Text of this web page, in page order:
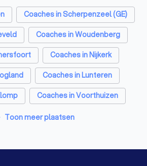
in Achterveld (UT)
in Achterveld (UT)
in Achterveld (UT)
trainers in Achterveld (UT)
in Achterveld (UT)
Coaches in Scherpenzeel (GE)
Coaches in Woudenberg
Coaches in Nijkerk
Coaches in Lunteren
Coaches in Voorthuizen
Coaches in Rotterdam
Toon meer plaatsen